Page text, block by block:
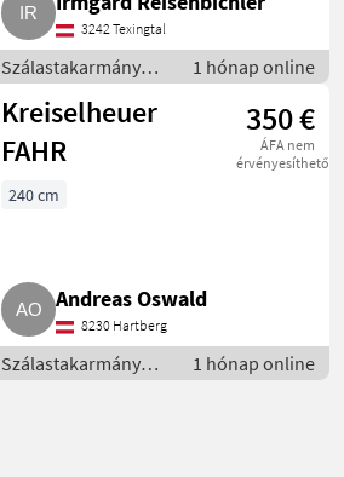
3242 Texingtal
Szálastakarmány
betakarítók /
Rendkezelő
1 hónap online
Kreiselheuer
FAHR
350 €
ÁFA nem
érvényesíthető
240 cm
Andreas Oswald
8230 Hartberg
Szálastakarmány
betakarítók /
1 hónap online